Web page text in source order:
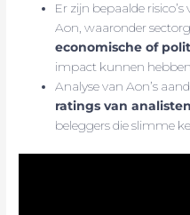
Er zijn bepaalde
Aon, waaronder
economische of
impact kunnen
Analyse van Aon’s
ratings van analisten
beleggers die slimme